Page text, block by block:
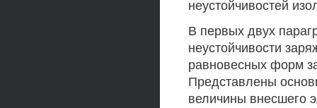
неустойчивостей
В первых двух
неустойчивости
равновесных форм
Представлены
величины внесшего